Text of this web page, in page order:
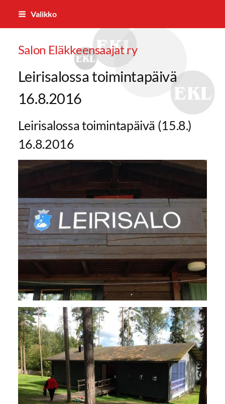
Siirry
Valikko
Salon Eläkkeensaajat ry
Leirisalossa toimintapäivä
16.8.2016
Leirisalossa toimintapäivä (15.8.)
16.8.2016